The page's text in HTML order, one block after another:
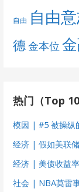
自由 自由
德金本位
热门（Top 10
模因 | #5 被操纵
经济 | 假如美联
经济 | 美债收益
社会 | NBA莫雷